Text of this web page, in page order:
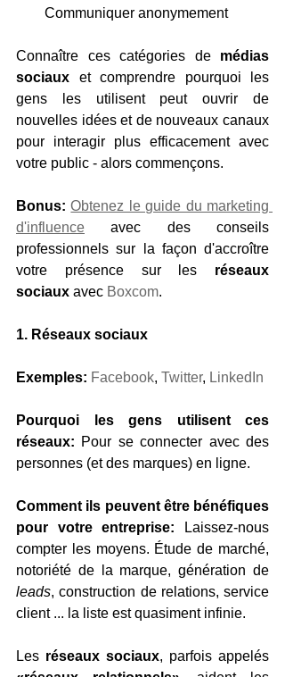
Communiquer anonymement
Connaître ces catégories de médias
sociaux et comprendre pourquoi les
gens les utilisent peut ouvrir de
nouvelles idées et de nouveaux canaux
pour interagir plus efficacement avec
votre public - alors commençons.
Bonus: Obtenez le guide du marketing
d'influence avec des conseils
professionnels sur la façon d'accroître
votre présence sur les réseaux
sociaux avec Boxcom.
1. Réseaux sociaux
Exemples: Facebook, Twitter, LinkedIn
Pourquoi les gens utilisent ces
réseaux: Pour se connecter avec des
personnes (et des marques) en ligne.
Comment ils peuvent être bénéfiques
pour votre entreprise: Laissez-nous
compter les moyens. Étude de marché,
leads, construction de relations, service
client ... la liste est quasiment infinie.
Les réseaux sociaux